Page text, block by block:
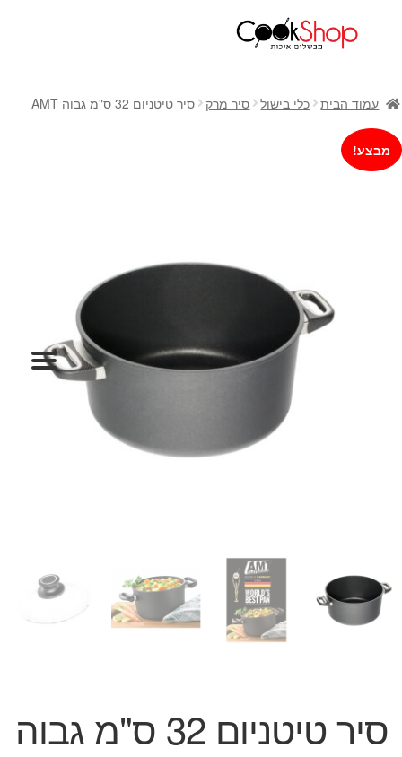
חנות
כלי בישול
סירים
מחבתות
המותגים שלנו
תשלום
עמוד הבית כלי בישול סיר מרק סיר טיטניום 32 ס"מ גבוה AMT
מבצע!
סיר טיטניום 32 ס"מ גבוה